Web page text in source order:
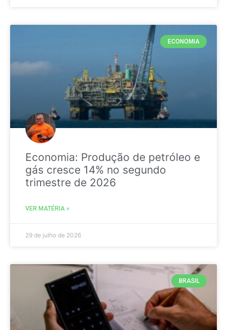
ECONOMIA
Economia: Produção de petróleo e
gás cresce 14% no segundo
trimestre de 2026
VER MATÉRIA »
29 de julho de 2026
BRASIL